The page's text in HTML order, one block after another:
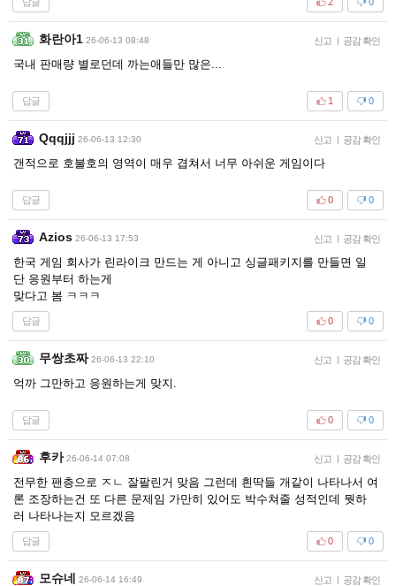
화란아1 26-06-13 08:48 신고 | 공감 확인
국내 판매량 별로던데 까는애들만 많은...
답글 0
1
Qqqjjj 26-06-13 12:30 신고 | 공감 확인
갠적으로 호불호의 영역이 매우 겹쳐서 너무 아쉬운 게임이다
답글 0
0
Azios 26-06-13 17:53 신고 | 공감 확인
한국 게임 회사가 린라이크 만드는 게 아니고 싱글패키지를 만들면 일
단 응원부터 하는게
맞다고 봄 ㅋㅋㅋ
답글 0
0
무쌍초짜 26-06-13 22:10 신고 | 공감 확인
억까 그만하고 응원하는게 맞지.
답글 0
0
후카 26-06-14 07:08 신고 | 공감 확인
전무한 팬층으로 ㅈㄴ 잘팔린거 맞음 그런데 흰딱들 개같이 나타나서 여
론 조장하는건 또 다른 문제임 가만히 있어도 박수쳐줄 성적인데 뭣하
러 나타나는지 모르겠음
답글 0
0
모슈네 26-06-14 16:49 신고 | 공감 확인